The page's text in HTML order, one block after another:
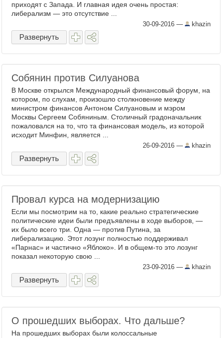
приходят с Запада. И главная идея очень простая:
либерализм — это отсутствие ...
30-09-2016 — khazin
Развернуть
Собянин против Силуанова
В Москве открылся Международный финансовый форум, на
котором, по слухам, произошло столкновение между
министром финансов Антоном Силуановым и мэром
Москвы Сергеем Собяниным. Столичный градоначальник
пожаловался на то, что та финансовая модель, из которой
исходит Минфин, является ...
26-09-2016 — khazin
Развернуть
Провал курса на модернизацию
Если мы посмотрим на то, какие реально стратегические
политические идеи были предъявлены в ходе выборов, —
их было всего три. Одна — против Путина, за
либерализацию. Этот лозунг полностью поддерживал
«Парнас» и частично «Яблоко». И в общем-то это лозунг
показал некоторую свою ...
23-09-2016 — khazin
Развернуть
О прошедших выборах. Что дальше?
На прошедших выборах были колоссальные